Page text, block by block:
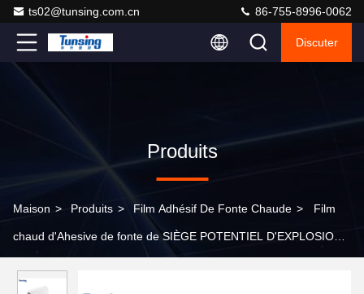
ts02@tunsing.com.cn 86-755-8996-0062
Discuter
Produits
Maison > Produits > Film Adhésif De Fonte Chaude > Film
chaud d'Ahesive de fonte de SIÈGE POTENTIEL D'EXPLOSION